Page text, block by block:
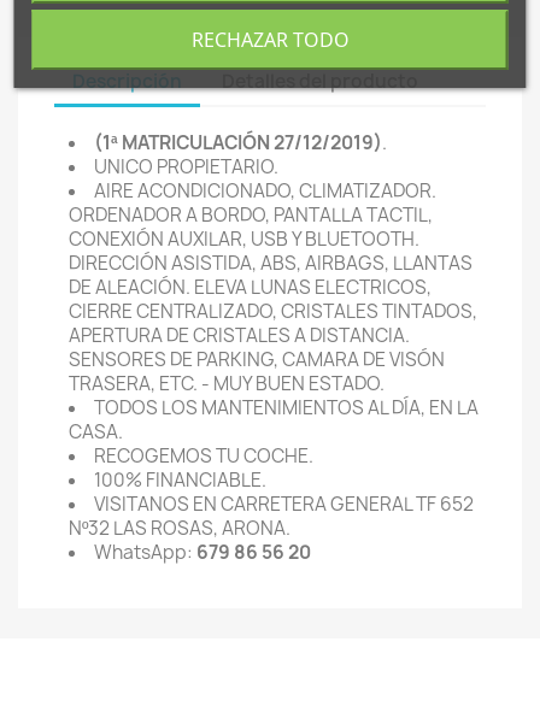
(1ª MATRICULACIÓN 27/12/2019).
UNICO PROPIETARIO.
AIRE ACONDICIONADO, CLIMATIZADOR.
ORDENADOR A BORDO, PANTALLA TACTIL,
CONEXIÓN AUXILAR, USB Y BLUETOOTH.
DIRECCIÓN ASISTIDA, ABS, AIRBAGS, LLANTAS
DE ALEACIÓN. ELEVA LUNAS ELECTRICOS,
CIERRE CENTRALIZADO, CRISTALES TINTADOS,
APERTURA DE CRISTALES A DISTANCIA.
SENSORES DE PARKING, CAMARA DE VISÓN
TRASERA, ETC. - MUY BUEN ESTADO.
TODOS LOS MANTENIMIENTOS AL DÍA, EN LA
CASA.
RECOGEMOS TU COCHE.
100% FINANCIABLE.
VISITANOS EN CARRETERA GENERAL TF 652
Nº32 LAS ROSAS, ARONA.
WhatsApp: 679 86 56 20
RECHAZAR TODO